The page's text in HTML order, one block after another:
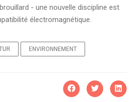
- une nouvelle discipline est
électromagnétique.
ENVIRONNEMENT